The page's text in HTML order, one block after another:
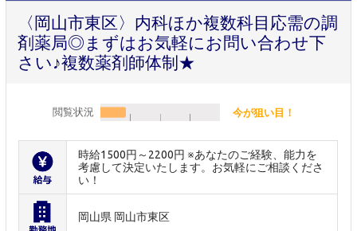
〈岡山市東区〉内科ほか複数科目応需の調
剤薬局◎まずはお気軽にお問い合わせ下
さい♪複数薬剤師体制★
閲覧状況 今が狙い目！
時給1500円～2200円 ※あなたのご経験、能力を
考慮して決定いたします。お気軽にご相談くださ
い！
岡山県 岡山市東区